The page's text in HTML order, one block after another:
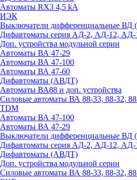
Автоматы RX3 4,5 kA
ИЭК
Выключатели дифференциальные ВД
Дифавтоматы серия АД-2, АД-12,
Доп. устройства модульной серии
Автоматы ВА 47-29
Автоматы ВА 47-100
Автоматы ВА 47-60
Дифавтоматы (АВДТ)
Автоматы ВА88 и доп. устройства
Силовые автоматы ВА 88-33, 88-32,
TDM
Автоматы ВА 47-100
Автоматы ВА 47-29
Выключатели дифференциальные ВД
Дифавтоматы серия АД-2, АД-12,
Дифавтоматы (АВДТ)
Доп. устройства модульной серии
Силовые автоматы ВА 88-33, 88-32,